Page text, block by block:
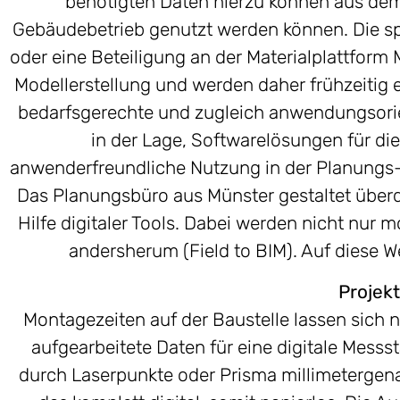
Gebäudebetrieb genutzt werden können. Die
oder eine Beteiligung an der Materialplattform
Modellerstellung und werden daher frühzeitig
bedarfsgerechte und zugleich
in der Lage, Softwarelösungen für
anwenderfreundliche Nutzung in der
Das Planungsbüro aus Münster gestaltet
Hilfe digitaler Tools. Dabei werden nicht nur
andersherum (Field to BIM). Auf diese
Montagezeiten auf der Baustelle lassen sich
aufgearbeitete Daten für eine digitale
durch Laserpunkte oder Prisma